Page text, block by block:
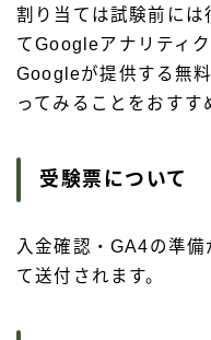
割り当ては試験前には
てGoogleアナリティ
Googleが提供する無
ってみることをおすす
受験票について
入金確認・GA4の準
て送付されます。